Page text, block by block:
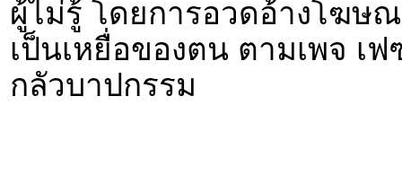
ผู้ไม่รู้ โดยการอวดอ้างโฆษ
เป็นเหยื่อของตน ตามเพจ เ
กลัวบาปกรรม